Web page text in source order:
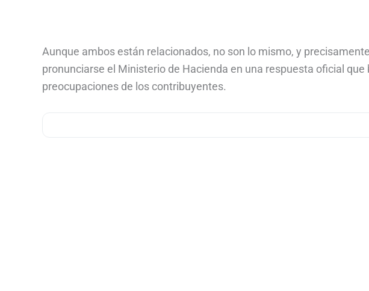
Aunque ambos están relacionados, no son lo mismo, y
pronunciarse el Ministerio de Hacienda en una respuesta oficial
preocupaciones de los contribuyentes.